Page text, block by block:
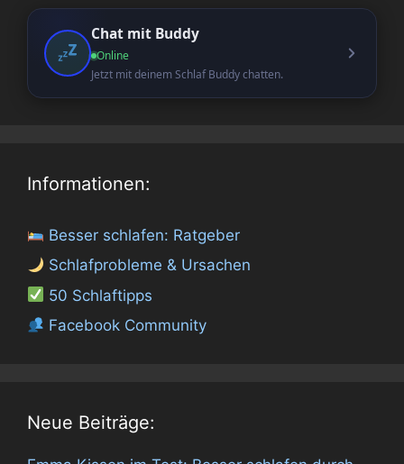
Chat mit Buddy
Online
Jetzt mit deinem Schlaf Buddy chatten.
Informationen:
Besser schlafen: Ratgeber
Schlafprobleme & Ursachen
50 Schlaftipps
Facebook Community
Neue Beiträge: